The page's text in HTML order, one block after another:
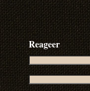
Reageer